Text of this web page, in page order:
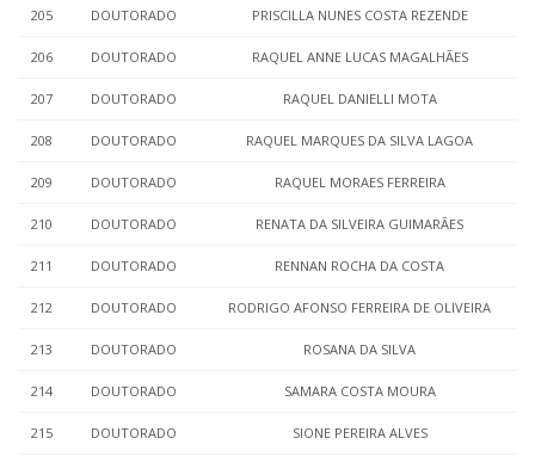
205 DOUTORADO PRISCILLA NUNES COSTA REZENDE
206 DOUTORADO RAQUEL ANNE LUCAS MAGALHÃES
207 DOUTORADO RAQUEL DANIELLI MOTA
208 DOUTORADO RAQUEL MARQUES DA SILVA LAGOA
209 DOUTORADO RAQUEL MORAES FERREIRA
210 DOUTORADO RENATA DA SILVEIRA GUIMARÃES
211 DOUTORADO RENNAN ROCHA DA COSTA
212 DOUTORADO RODRIGO AFONSO FERREIRA DE OLIVEIRA
213 DOUTORADO ROSANA DA SILVA
214 DOUTORADO SAMARA COSTA MOURA
215 DOUTORADO SIONE PEREIRA ALVES